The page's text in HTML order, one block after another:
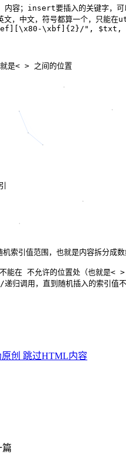
要插入的关键字，可以
，中文，符号都算一个，只能在
\xbf]{2}/", $txt,
是< > 之间的位置
围，也就是内容拆分成数组
不允许的位置处（也就是< >
用，直到随机插入的索引值不
原创 跳过HTML内容
篇